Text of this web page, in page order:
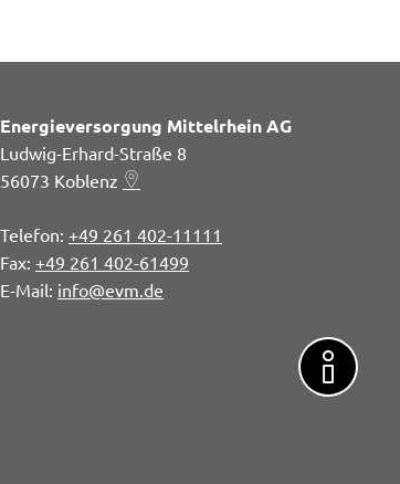
Energieversorgung Mittelrhein AG
Ludwig-Erhard-Straße 8
56073 Koblenz
+49 261 402-11111
+49 261 402-61499
info@evm.de